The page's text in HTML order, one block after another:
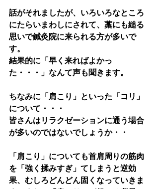
話がそれましたが、いろいろなところ
にたらいまわしにされて、藁にも縋る
思いで鍼灸院に来られる方が多いで
す。
結果的に「早く来ればよかっ
た・・・」なんて声も聞きます。
ちなみに「肩こり」といった「コリ」
について・・・
皆さんはリラクゼーションに通う場合
が多いのではないでしょうか・・
「肩こり」についても首肩周りの筋肉
を「強く揉みすぎ」てしまうと逆効
果、むしろどんどん固くなっていきま